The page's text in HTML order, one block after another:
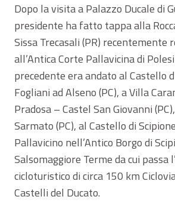
Dopo la visita a Palazzo Ducale di
presidente ha fatto tappa alla
Sissa Trecasali (PR) recentemente
all’Antica Corte Pallavicina di
precedente era andato al Castello
Fogliani ad Alseno (PC), a Villa
Pradosa – Castel San Giovanni
Sarmato (PC), al Castello di
Pallavicino nell’Antico Borgo di
Salsomaggiore Terme da cui passa
cicloturistico di circa 150 km
Castelli del Ducato.